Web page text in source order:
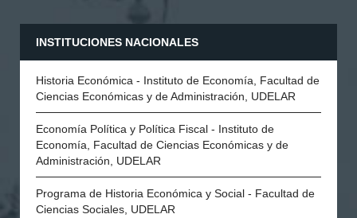
INSTITUCIONES NACIONALES
Historia Económica - Instituto de Economía, Facultad de
Ciencias Económicas y de Administración, UDELAR
Economía Política y Política Fiscal - Instituto de
Economía, Facultad de Ciencias Económicas y de
Administración, UDELAR
Programa de Historia Económica y Social - Facultad de
Ciencias Sociales, UDELAR